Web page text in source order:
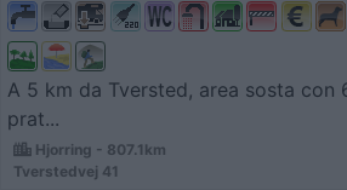
A 5 km da Tversted, area sosta con
prat...
Hjorring - 807.1km
Tverstedvej 41